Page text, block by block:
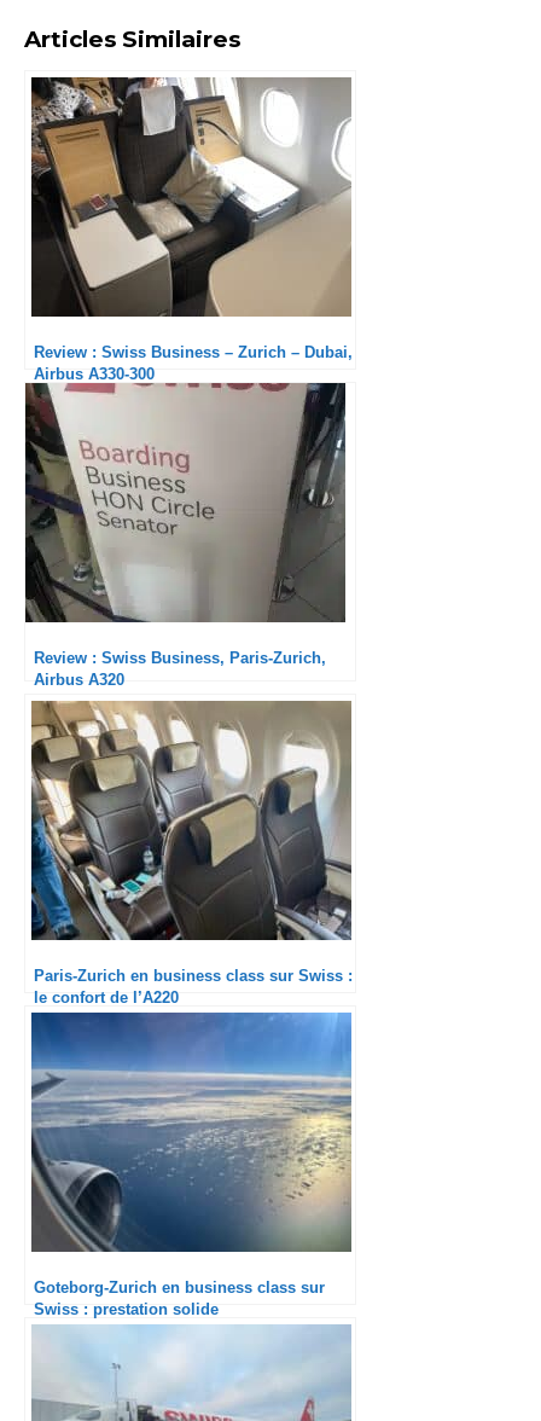
Articles Similaires
Review : Swiss Business – Zurich – Dubai,
Airbus A330-300
Review : Swiss Business, Paris-Zurich,
Airbus A320
Paris-Zurich en business class sur Swiss :
le confort de l’A220
Goteborg-Zurich en business class sur
Swiss : prestation solide